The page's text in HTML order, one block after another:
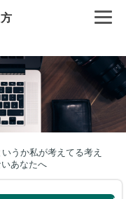
うか私が考えてる考え
あなたへ